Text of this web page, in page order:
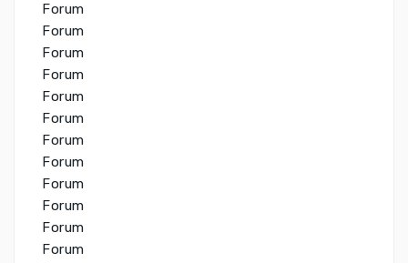
Forum
Forum
Forum
Forum
Forum
Forum
Forum
Forum
Forum
Forum
Forum
Forum